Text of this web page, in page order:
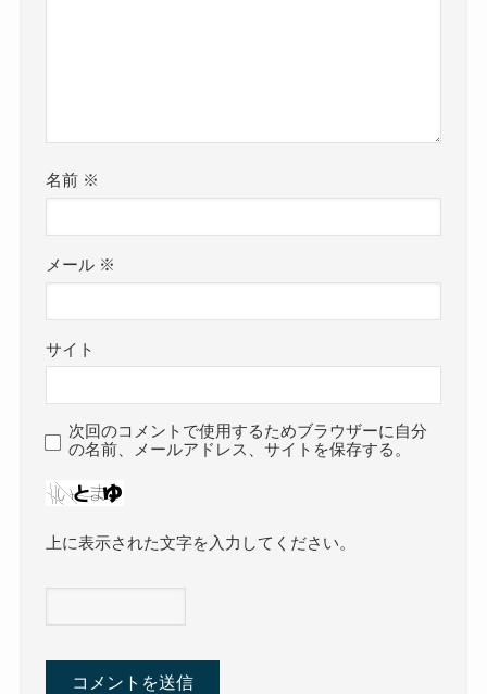
名前 ※
メール ※
サイト
次回のコメントで使用するためブラウザーに自分
の名前、メールアドレス、サイトを保存する。
上に表示された文字を入力してください。